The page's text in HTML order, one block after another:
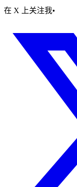
在 X 上关注我•